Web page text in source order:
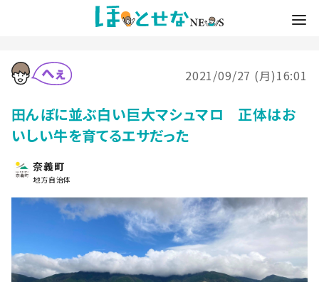
2021/09/27 (月)16:01
田んぼに並ぶ白い巨大マシュマロ 正体はお
いしい牛を育てるエサだった
奈義町
地方自治体